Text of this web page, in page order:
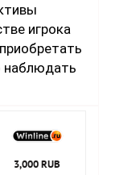
игрока
наблюдать
3,000 RUB